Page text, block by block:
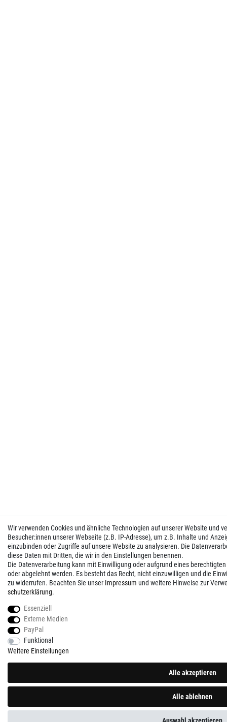
Wir verwenden Cookies und ähnliche Technologien auf unserer Website und
Besucher:innen unserer Webseite (z.B. IP-Adresse), um z.B. Inhalte und
einzubinden oder Zugriffe auf unsere Website zu analysieren. Die
diese Daten mit Dritten, die wir in den Einstellungen benennen.
Die Datenverarbeitung kann mit Einwilligung oder aufgrund eines
oder abgelehnt werden. Es besteht das Recht, nicht einzuwilligen und die
zu widerrufen. Beachten Sie unser Impressum und weitere Hinweise zur
schutz­erklärung.
Essenziell
Externe Medien
PayPal
Funktional
Weitere Einstellungen
Alle akzeptieren
Alle ablehnen
Auswahl akzeptieren